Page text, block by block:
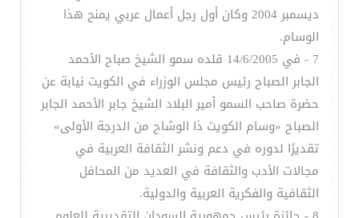
ديسمبر 2004 وكان أول رجل أعمال عربي يمنح هذا
الوسام.
7 - في 14/6/2005 قلده سمو الشيخ صباح الأحمد
الجابر الصباح رئيس مجلس الوزراء في الكويت نيابة عن
حضرة صاحب السمو أمير البلاد الشيخ جابر الأحمد الجابر
الصباح «وسام الكويت ذا الوشاح من الدرجة الأولى»
تقديرًا لدوره في دعم ونشر الثقافة العربية في
مجالات الأدب والثقافة في العديد من المحافل
الثقافية والفكرية العربية والدولية.